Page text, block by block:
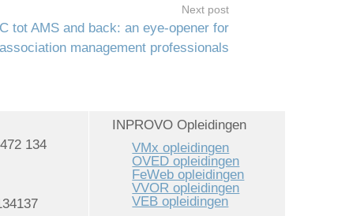
Next post
tot AMS and back: an eye-opener for
association management professionals
134
INPROVO Opleidingen
VMx opleidingen
OVED opleidingen
FeWeb opleidingen
VVOR opleidingen
VEB opleidingen